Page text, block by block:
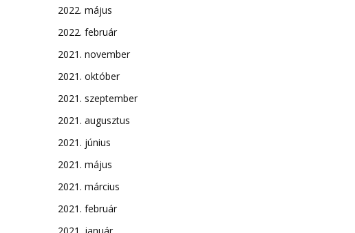
2022. május
2022. február
2021. november
2021. október
2021. szeptember
2021. augusztus
2021. június
2021. május
2021. március
2021. február